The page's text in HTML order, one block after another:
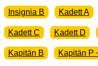
Insignia B Kadett A
Kadett C Kadett D
Kapitän B Kapitän P